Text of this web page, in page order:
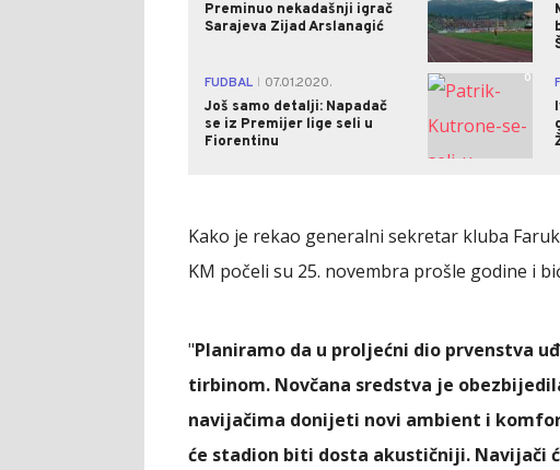
Preminuo nekadašnji igrač
Sarajeva Zijad Arslanagić
FUDBAL
07.01.2020.
Još samo detalji: Napadač
se iz Premijer lige seli u
Fiorentinu
0
Kako je rekao generalni sekretar kluba
KM počeli su 25. novembra prošle godine i
"Planiramo da u proljećni dio prvenstva
tirbinom. Novčana sredstva je
navijačima donijeti novi ambient i
će stadion biti dosta akustičniji. Navijači